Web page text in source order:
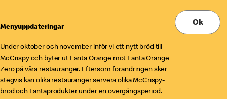
Menyuppdateringar
Under oktober och november inför vi ett nytt bröd till
McCrispy och byter ut Fanta Orange mot Fanta Orange
Zero på våra restauranger. Eftersom förändringen sker
stegvis kan olika restauranger servera olika McCrispy-
bröd och Fantaprodukter under en övergångsperiod.
Ok